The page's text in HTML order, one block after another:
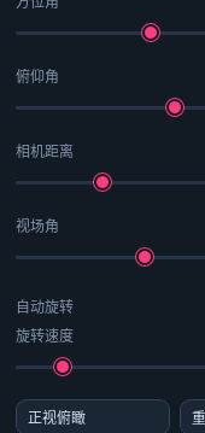
俯仰角
相机距离
视场角
自动旋转
旋转速度
正视俯瞰